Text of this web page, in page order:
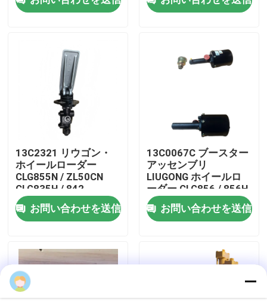
私達について
工場旅行
品質管理
私達に連絡しなさい
場合
ブログ
13C2321 リウゴン・
ホイールローダー
CLG855N / ZL50CN
CLG835H / 842
CLG870H用のブレーキ
バルブお問い合わせを送信
13C0067C ブースター
アッセンブリ
LIUGONG ホイールロ
ーダー CLG856 / 856H
/ 850H / 862H ZL40B /
CLG842用
お問い合わせを送信